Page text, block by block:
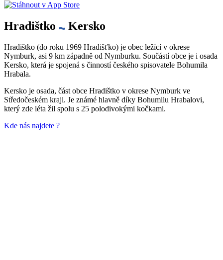
Hradištko Kersko
Hradištko (do roku 1969 Hradišťko) je obec ležící v okrese
Nymburk, asi 9 km západně od Nymburku. Součástí obce je i osada
Kersko, která je spojená s činností českého spisovatele Bohumila
Hrabala.
Kersko je osada, část obce Hradištko v okrese Nymburk ve
Středočeském kraji. Je známé hlavně díky Bohumilu Hrabalovi,
který zde léta žil spolu s 25 polodivokými kočkami.
Kde nás najdete ?